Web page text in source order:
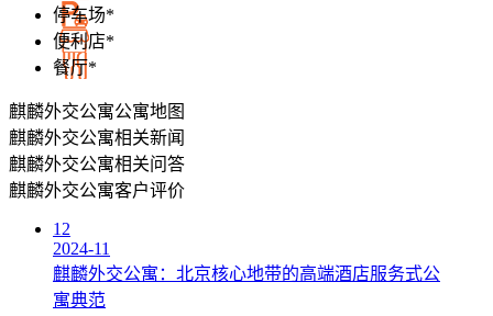
停车场*
便利店*
餐厅*
麒麟外交公寓公寓地图
© 2026 AutoNavi
麒麟外交公寓相关新闻
麒麟外交公寓相关问答
麒麟外交公寓客户评价
12
2024-11
麒麟外交公寓：北京核心地带的高端酒店服务式公
寓典范